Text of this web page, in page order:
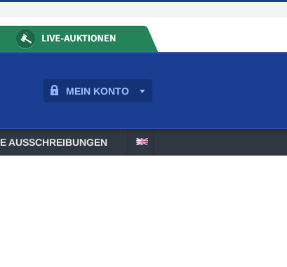
MEIN KONTO
AUSSCHREIBUNGEN